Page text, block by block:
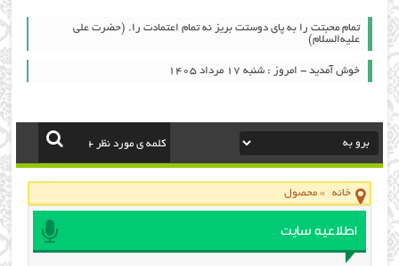
تمام محبتت را به پای دوستت بریز نه تمام اعتمادت را. (حضرت علی
علیه‌السلام)
خوش آمدید - امروز : شنبه ۱۷ مرداد ۱۴۰۵
خانه »محصول
اطلاعیه سایت